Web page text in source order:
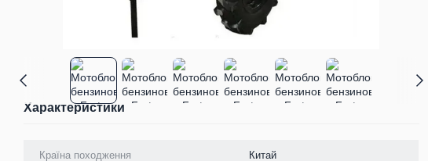
Характеристики
Країна походження Китай